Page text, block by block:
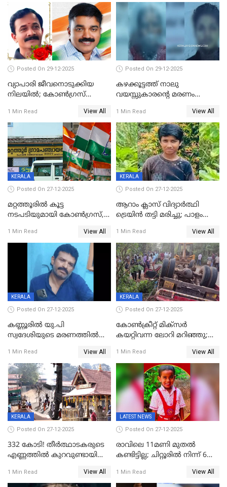
Posted On 29-12-2025
വ്യാപാരി ജീവനൊടുക്കിയ
നിലയില്‍; കോണ്‍ഗ്രസ്
മാനസികപീഡനമെന്ന് കുറിപ്പ്
1 Min Read View All
Posted On 29-12-2025
കഴക്കൂട്ടത്ത് നാലു
വയസ്സുകാരന്റെ മരണം
സുഹൃത്തും പൊലീസ്
കസ്റ്റഡിയിൽ
1 Min Read View All
KERALA
Posted On 27-12-2025
മറ്റത്തൂരിൽ കൂട്ട
നടപടിയുമായി കോണ്‍ഗ്രസ്,
എട്ട് പേര്‍ ഉള്‍പ്പെടെ
പത്തുപേരെ പുറത്താക്കി,
ചൊവ്വന്നൂരിലും നടപടി
1 Min Read View All
KERALA
Posted On 27-12-2025
ആറാം ക്ലാസ് വിദ്യാർത്ഥി
ട്രെയിൻ തട്ടി മരിച്ചു; പാളം
അപകടം മലപ്പുറത്ത്
1 Min Read View All
KERALA
Posted On 27-12-2025
കണ്ണൂരിൽ യു.പി
സ്വദേശിയുടെ മരണത്തിൽ
കേസ്; തർക്കമുണ്ടായത്
ഫേഷ്യലിന് 300 രൂപ
ആവശ്യപ്പെട്ടതിനെച്ചൊല്ലി
1 Min Read View All
KERALA
Posted On 27-12-2025
കോണ്‍ക്രീറ്റ് മിക്‌സര്‍
കയറ്റിവന്ന ലോറി മറിഞ്ഞു;
അപകടം കണ്ണൂരിൽ
1 Min Read View All
KERALA
Posted On 27-12-2025
332 കോടി! തീർത്ഥാടകരുടെ
എണ്ണത്തിൽ കുറവുണ്ടായിട്ടും
കുതിച്ചുയരുന്നു
1 Min Read View All
LATEST NEWS
Posted On 27-12-2025
രാവിലെ 11മണി മുതൽ
കണ്ടിട്ടില്ല; ചിറ്റൂരിൽ നിന്ന് 6
1 Min Read View All